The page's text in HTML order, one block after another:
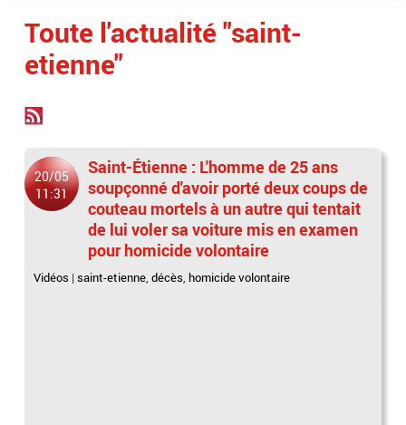
Toute l'actualité "saint-
etienne"
20/05
11:31
Saint-Étienne : L'homme de 25 ans
soupçonné d'avoir porté deux coups de
couteau mortels à un autre qui tentait
de lui voler sa voiture mis en examen
pour homicide volontaire
Vidéos |saint-etienne,décès, homicide volontaire